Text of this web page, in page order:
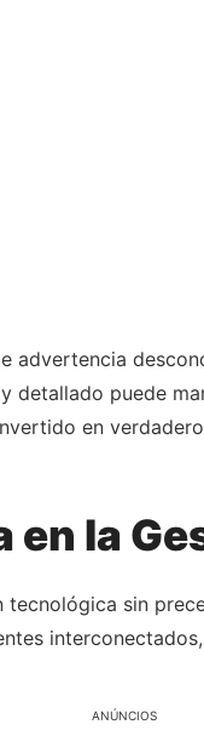
advertencia
detallado puede
en
en la
sin
ANÚNCIOS